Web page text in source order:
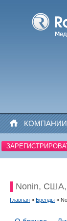
КОМПАНИИ
Nonin, США,
Главная » Бренды »